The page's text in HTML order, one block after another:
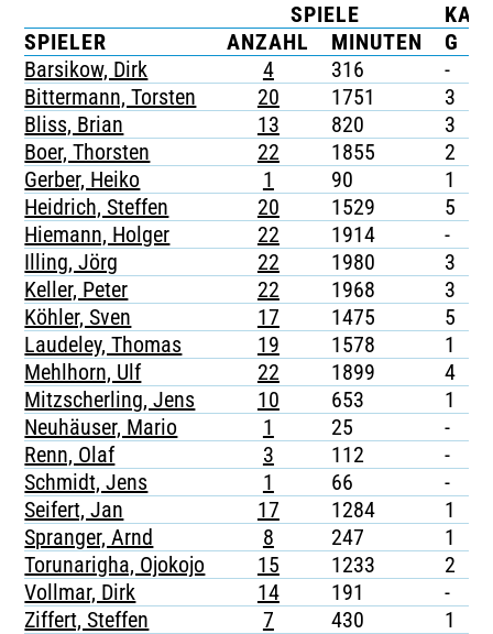
TICKETING
SPIELE
SPIELER
ANZAHL MINUTEN G
Barsikow, Dirk
4 316 -
Bittermann, Torsten
20 1751 3
Bliss, Brian
13 820 3
Boer, Thorsten
22 1855 2
Gerber, Heiko
1 90 1
Heidrich, Steffen
20 1529 5
Hiemann, Holger
22 1914 -
Illing, Jörg
22 1980 3
Keller, Peter
22 1968 3
Köhler, Sven
17 1475 5
Laudeley, Thomas
19 1578 1
Mehlhorn, Ulf
22 1899 4
Mitzscherling, Jens
10 653 1
Neuhäuser, Mario
1 25 -
Renn, Olaf
3 112 -
Schmidt, Jens
1 66 -
Seifert, Jan
17 1284 1
Spranger, Arnd
8 247 1
Torunarigha, Ojokojo
15 1233 2
Vollmar, Dirk
14 191 -
Ziffert, Steffen
7 430 1